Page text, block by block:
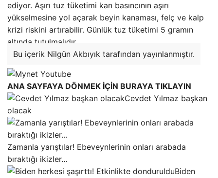
ediyor. Aşırı tuz tüketimi kan basıncının aşırı
yükselmesine yol açarak beyin kanaması, felç ve kalp
krizi riskini artırabilir. Günlük tuz tüketimi 5 gramın
altında tutulmalıdır.
Bu içerik Nilgün Akbıyık tarafından yayınlanmıştır.
ANA SAYFAYA DÖNMEK İÇİN BURAYA TIKLAYIN
Cevdet Yılmaz başkan
olacak
Zamanla yarıştılar! Ebeveynlerinin onları arabada
bıraktığı ikizler…
Biden